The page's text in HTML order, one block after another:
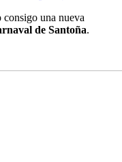
consigo una nueva
de Santoña.